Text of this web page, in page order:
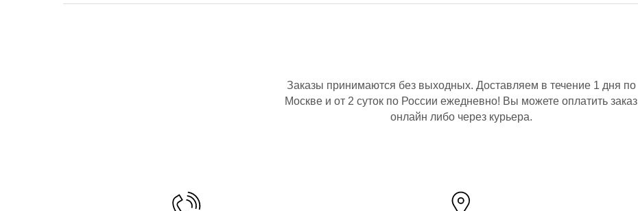
Заказы принимаются без выходных. Доставляем в течение 1 дня по
Москве и от 2 суток по России ежедневно! Вы можете оплатить заказ
онлайн либо через курьера.